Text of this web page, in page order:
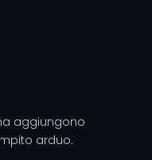
aggiungono
arduo.